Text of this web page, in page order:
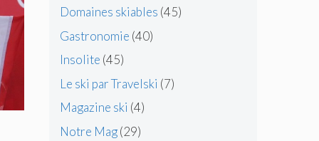
Domaines skiables (45)
Gastronomie (40)
Insolite (45)
Le ski par Travelski (7)
Magazine ski (4)
Notre Mag(29)